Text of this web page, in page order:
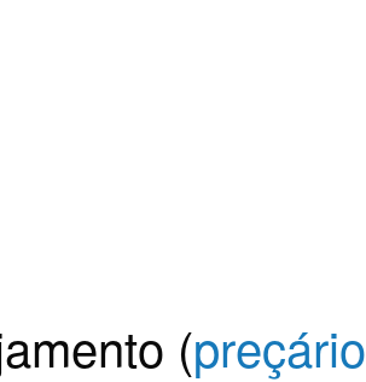
(preçário